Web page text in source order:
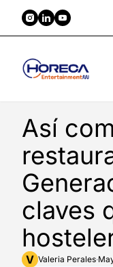
Así
claves
V Valeria Perales·